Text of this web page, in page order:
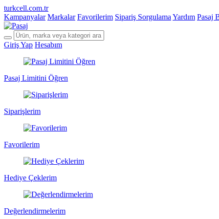
turkcell.com.tr
Kampanyalar Markalar Favorilerim Sipariş Sorgulama Yardım Pasaj
Giriş Yap Hesabım
Pasaj Limitini Öğren
Siparişlerim
Favorilerim
Hediye Çeklerim
Değerlendirmelerim